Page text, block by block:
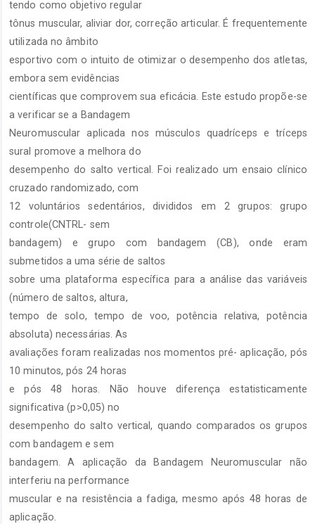
tendo como objetivo regular
tônus muscular, aliviar dor, correção articular. É frequentemente
utilizada no âmbito
esportivo com o intuito de otimizar o desempenho dos atletas,
embora sem evidências
científicas que comprovem sua eficácia. Este estudo propõe-se
a verificar se a Bandagem
Neuromuscular aplicada nos músculos quadríceps e tríceps
sural promove a melhora do
desempenho do salto vertical. Foi realizado um ensaio clínico
cruzado randomizado, com
12 voluntários sedentários, divididos em 2 grupos: grupo
controle(CNTRL- sem
bandagem) e grupo com bandagem (CB), onde eram
submetidos a uma série de saltos
sobre uma plataforma específica para a análise das variáveis
(número de saltos, altura,
tempo de solo, tempo de voo, potência relativa, potência
absoluta) necessárias. As
avaliações foram realizadas nos momentos pré- aplicação, pós
10 minutos, pós 24 horas
e pós 48 horas. Não houve diferença estatisticamente
significativa (p>0,05) no
desempenho do salto vertical, quando comparados os grupos
com bandagem e sem
bandagem. A aplicação da Bandagem Neuromuscular não
interferiu na performance
muscular e na resistência a fadiga, mesmo após 48 horas de
aplicação.